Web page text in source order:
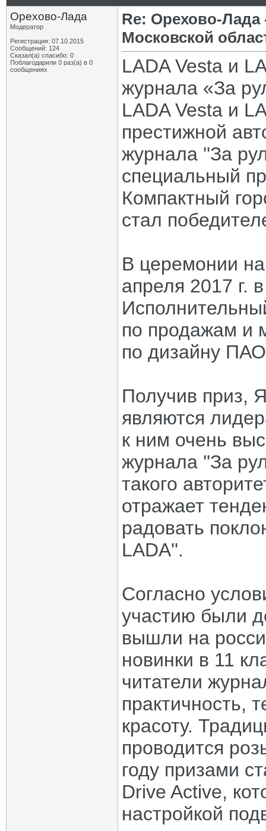
Орехово-Лада
Модератор
Регистрация: 07.10.2015
Сообщений: 124
Сказал(а) спасибо: 0
Поблагодарили 0 раз(а) в 0
сообщениях
Re: Орехово-
Московской
LADA Vesta и
журнала «За
LADA Vesta и
престижной
журнала ''За
специальный
Компактный
стал
В церемонии
апреля 2017 г.
по продажам и
по дизайну
Получив приз,
являются
к ним очень
журнала ''За
такого
отражает
радовать
LADA''.
Согласно
участию были
вышли на
новинки в 11
читатели
практичность,
красоту.
проводится
году призами
Drive Active,
настройкой